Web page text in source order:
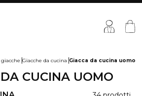
giacche Giacche da cucina Giacca da cucina uomo
CUCINA UOMO